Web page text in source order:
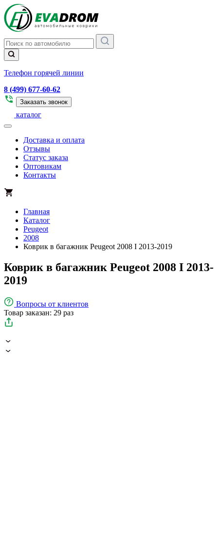
Телефон горячей линии
8 (499) 677-60-62
Заказать звонок
каталог
Доставка и оплата
Отзывы
Статус заказа
Оптовикам
Контакты
Главная
Каталог
Peugeot
2008
Коврик в багажник Peugeot 2008 I 2013-2019
Коврик в багажник Peugeot 2008 I 2013-
2019
Вопросы от клиентов
Товар заказан: 29 раз